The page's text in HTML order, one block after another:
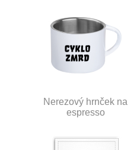
Nerezový hrnček na
espresso